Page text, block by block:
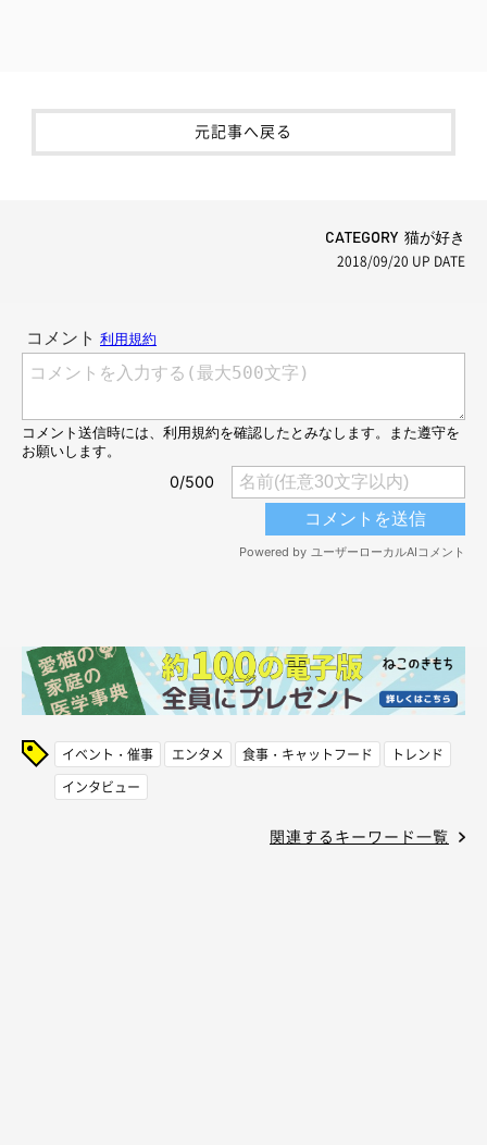
元記事へ戻る
CATEGORY 猫が好き
2018/09/20 UP DATE
イベント・催事 エンタメ 食事・キャットフード
トレンド
インタビュー
関連するキーワード一覧